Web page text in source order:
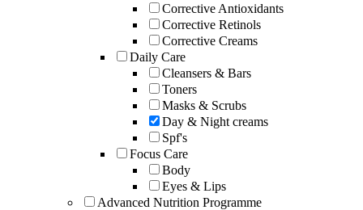
Corrective Antioxidants
Corrective Retinols
Corrective Creams
Daily Care
Cleansers & Bars
Toners
Masks & Scrubs
Day & Night creams
Spf's
Focus Care
Body
Eyes & Lips
Advanced Nutrition Programme